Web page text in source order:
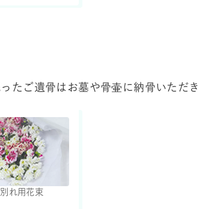
たご遺骨はお墓や骨壷に納骨いただ
れ用花束